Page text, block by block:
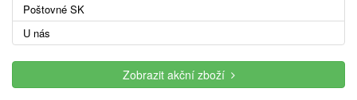
Poštovné SK
U nás
Zobrazit akční zboží